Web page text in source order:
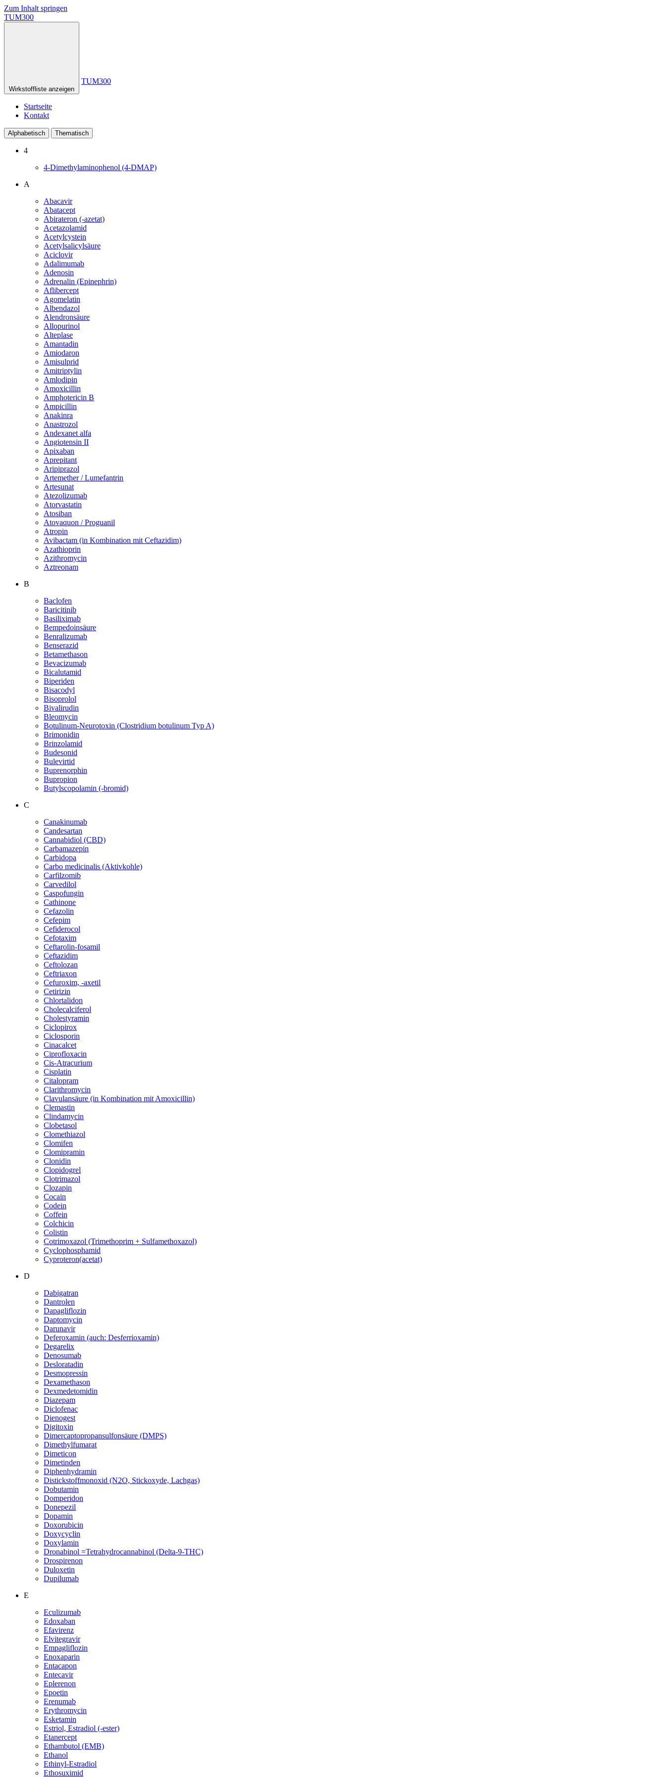
Zum Inhalt springen
TUM300
Wirkstoffliste anzeigen
TUM300
Startseite
Kontakt
Alphabetisch Thematisch
4
4-Dimethylaminophenol (4-DMAP)
A
Abacavir
Abatacept
Abirateron (-azetat)
Acetazolamid
Acetylcystein
Acetylsalicylsäure
Aciclovir
Adalimumab
Adenosin
Adrenalin (Epinephrin)
Aflibercept
Agomelatin
Albendazol
Alendronsäure
Allopurinol
Alteplase
Amantadin
Amiodaron
Amisulprid
Amitriptylin
Amlodipin
Amoxicillin
Amphotericin B
Ampicillin
Anakinra
Anastrozol
Andexanet alfa
Angiotensin II
Apixaban
Aprepitant
Aripiprazol
Artemether / Lumefantrin
Artesunat
Atezolizumab
Atorvastatin
Atosiban
Atovaquon / Proguanil
Atropin
Avibactam (in Kombination mit Ceftazidim)
Azathioprin
Azithromycin
Aztreonam
B
Baclofen
Baricitinib
Basiliximab
Bempedoinsäure
Benralizumab
Benserazid
Betamethason
Bevacizumab
Bicalutamid
Biperiden
Bisacodyl
Bisoprolol
Bivalirudin
Bleomycin
Botulinum-Neurotoxin (Clostridium botulinum Typ A)
Brimonidin
Brinzolamid
Budesonid
Bulevirtid
Buprenorphin
Bupropion
Butylscopolamin (-bromid)
C
Canakinumab
Candesartan
Cannabidiol (CBD)
Carbamazepin
Carbidopa
Carbo medicinalis (Aktivkohle)
Carfilzomib
Carvedilol
Caspofungin
Cathinone
Cefazolin
Cefepim
Cefiderocol
Cefotaxim
Ceftarolin-fosamil
Ceftazidim
Ceftolozan
Ceftriaxon
Cefuroxim, -axetil
Cetirizin
Chlortalidon
Cholecalciferol
Cholestyramin
Ciclopirox
Ciclosporin
Cinacalcet
Ciprofloxacin
Cis-Atracurium
Cisplatin
Citalopram
Clarithromycin
Clavulansäure (in Kombination mit Amoxicillin)
Clemastin
Clindamycin
Clobetasol
Clomethiazol
Clomifen
Clomipramin
Clonidin
Clopidogrel
Clotrimazol
Clozapin
Cocain
Codein
Coffein
Colchicin
Colistin
Cotrimoxazol (Trimethoprim + Sulfamethoxazol)
Cyclophosphamid
Cyproteron(acetat)
D
Dabigatran
Dantrolen
Dapagliflozin
Daptomycin
Darunavir
Deferoxamin (auch: Desferrioxamin)
Degarelix
Denosumab
Desloratadin
Desmopressin
Dexamethason
Dexmedetomidin
Diazepam
Diclofenac
Dienogest
Digitoxin
Dimercaptopropansulfonsäure (DMPS)
Dimethylfumarat
Dimeticon
Dimetinden
Diphenhydramin
Distickstoffmonoxid (N2O, Stickoxyde, Lachgas)
Dobutamin
Domperidon
Donepezil
Dopamin
Doxorubicin
Doxycyclin
Doxylamin
Dronabinol =Tetrahydrocannabinol (Delta-9-THC)
Drospirenon
Duloxetin
Dupilumab
E
Eculizumab
Edoxaban
Efavirenz
Elvitegravir
Empagliflozin
Enoxaparin
Entacapon
Entecavir
Eplerenon
Epoetin
Erenumab
Erythromycin
Esketamin
Estriol, Estradiol (-ester)
Etanercept
Ethambutol (EMB)
Ethanol
Ethinyl-Estradiol
Ethosuximid